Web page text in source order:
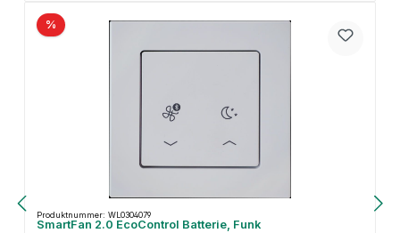
%
Produktnummer: WL0304079
SmartFan 2.0 EcoControl Batterie, Funk